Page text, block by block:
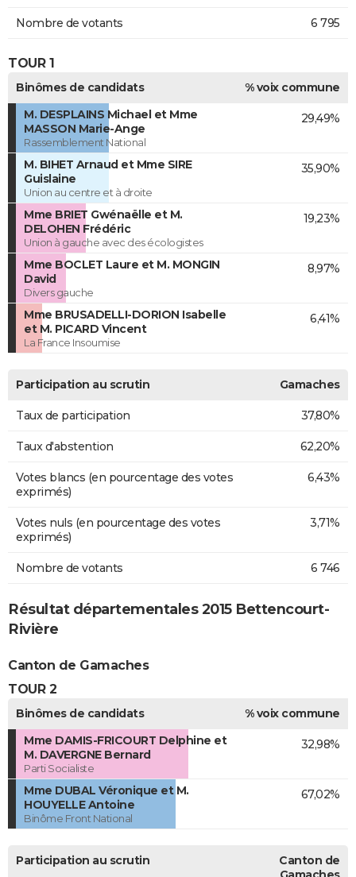
Nombre de votants 6 795
TOUR 1
Binômes de candidats
% voix commune
M. DESPLAINS Michael et Mme
MASSON Marie-Ange
Rassemblement National
29,49%
M. BIHET Arnaud et Mme SIRE
Guislaine
Union au centre et à droite
35,90%
Mme BRIET Gwénaëlle et M.
DELOHEN Frédéric
Union à gauche avec des écologistes
19,23%
Mme BOCLET Laure et M. MONGIN
David
Divers gauche
8,97%
Mme BRUSADELLI-DORION Isabelle
et M. PICARD Vincent
La France Insoumise
6,41%
Participation au scrutin Gamaches
Taux de participation 37,80%
Taux d'abstention 62,20%
Votes blancs (en pourcentage des votes
exprimés)
6,43%
Votes nuls (en pourcentage des votes
exprimés)
3,71%
Nombre de votants 6 746
Résultat départementales 2015 Bettencourt-
Rivière
Canton de Gamaches
TOUR 2
Binômes de candidats
% voix commune
Mme DAMIS-FRICOURT Delphine et
M. DAVERGNE Bernard
Parti Socialiste
32,98%
Mme DUBAL Véronique et M.
HOUYELLE Antoine
Binôme Front National
67,02%
Participation au scrutin
Canton de